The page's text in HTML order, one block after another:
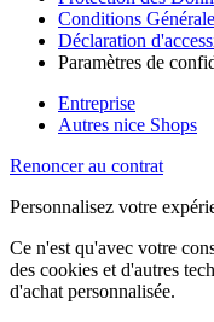
Conditions
Déclaration
Paramètres de
Entreprise
Autres nice Shops
Renoncer au contrat
Personnalisez votre
Ce n'est qu'avec votre
des cookies et d'autres
d'achat personnalisée.